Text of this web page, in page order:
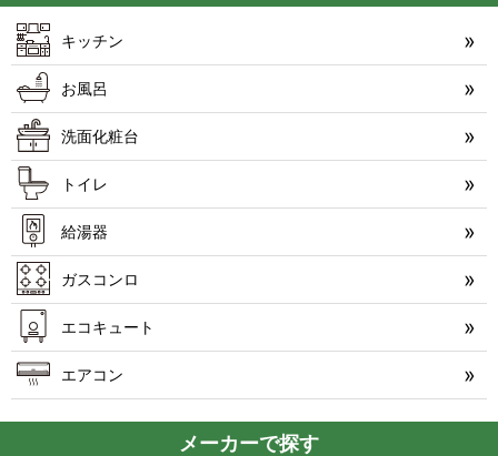
キッチン
お風呂
洗面化粧台
トイレ
給湯器
ガスコンロ
エコキュート
エアコン
メーカーで探す